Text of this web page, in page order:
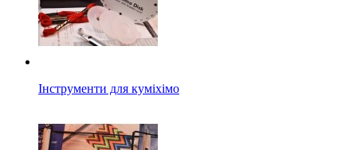
Інструменти для куміхімо